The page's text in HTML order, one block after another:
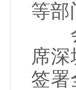
等部
会
席
签署